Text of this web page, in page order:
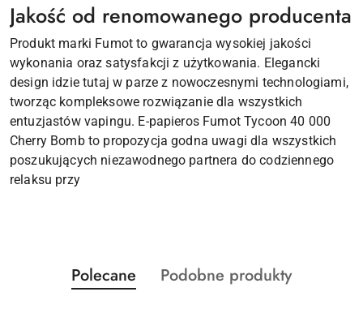
Jakość od renomowanego producenta
Produkt marki Fumot to gwarancja wysokiej jakości
wykonania oraz satysfakcji z użytkowania. Elegancki
design idzie tutaj w parze z nowoczesnymi technologiami,
tworząc kompleksowe rozwiązanie dla wszystkich
entuzjastów vapingu. E-papieros Fumot Tycoon 40 000
Cherry Bomb to propozycja godna uwagi dla wszystkich
poszukujących niezawodnego partnera do codziennego
relaksu przy
Pomiń karuzelę produktów
Produkty
o
Polecane
Produkty
Podobne produkty